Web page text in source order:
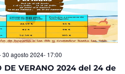
DE VERANO 2024 del 24 de
30 agosto 2024- 17:00